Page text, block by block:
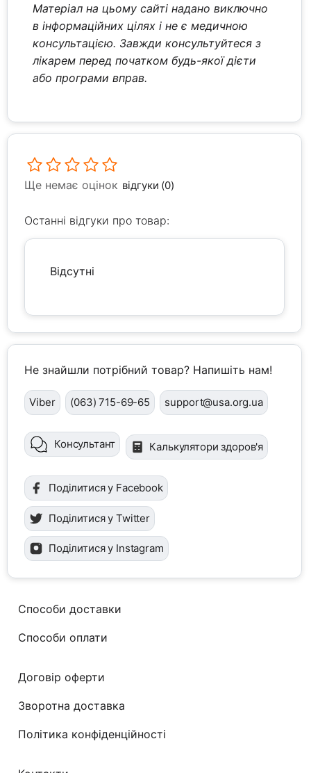
Матеріал на цьому сайті надано виключно
в інформаційних цілях і не є медичною
консультацією. Завжди консультуйтеся з
лікарем перед початком будь-якої дієти
або програми вправ.
Ще немає оцінок відгуки (0)
Останні відгуки про товар:
Відсутні
Не знайшли потрібний товар? Напишіть нам!
Viber (063) 715-69-65 support@usa.org.ua
Консультант Калькулятори здоров'я
Поділитися у Facebook
Поділитися у Twitter
Поділитися у Instagram
Способи доставки
Способи оплати
Договір оферти
Зворотна доставка
Політика конфіденційності